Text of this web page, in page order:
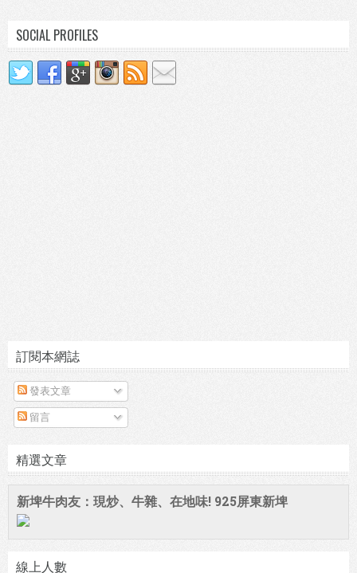
SOCIAL PROFILES
訂閱本網誌
發表文章
留言
精選文章
新埤牛肉友：現炒、牛雜、在地味! 925屏東新埤
線上人數